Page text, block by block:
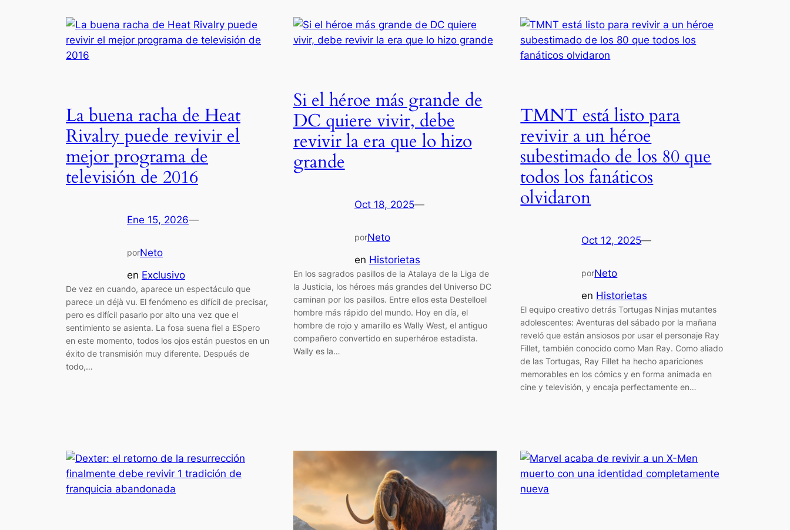
La buena racha de Heat
Rivalry puede revivir el
mejor programa de
televisión de 2016
Ene 15, 2026—
porNeto
en Exclusivo
De vez en cuando, aparece un espectáculo que
parece un déjà vu. El fenómeno es difícil de precisar,
pero es difícil pasarlo por alto una vez que el
sentimiento se asienta. La fosa suena fiel a ESpero
en este momento, todos los ojos están puestos en un
éxito de transmisión muy diferente. Después de
todo,…
Si el héroe más grande de
DC quiere vivir, debe
revivir la era que lo hizo
grande
Oct 18, 2025—
porNeto
en Historietas
En los sagrados pasillos de la Atalaya de la Liga de
la Justicia, los héroes más grandes del Universo DC
caminan por los pasillos. Entre ellos esta Destelloel
hombre más rápido del mundo. Hoy en día, el
hombre de rojo y amarillo es Wally West, el antiguo
compañero convertido en superhéroe estadista.
Wally es la…
TMNT está listo para
revivir a un héroe
subestimado de los 80 que
todos los fanáticos
olvidaron
Oct 12, 2025—
porNeto
en Historietas
El equipo creativo detrás Tortugas Ninjas mutantes
adolescentes: Aventuras del sábado por la mañana
reveló que están ansiosos por usar el personaje Ray
Fillet, también conocido como Man Ray. Como aliado
de las Tortugas, Ray Fillet ha hecho apariciones
memorables en los cómics y en forma animada en
cine y televisión, y encaja perfectamente en…